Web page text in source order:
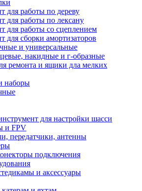
для работы по дереву
для работы по лексану
для работы со сцеплением
для сборки амортизаторов
и универсальные
накидные и г-образные
ремонта и ящики дла мелких
наборы
для настройки шасси
и FPV
передатчики, антенны
подключения
и аксессуары